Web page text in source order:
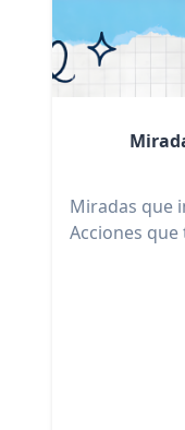
Miradas que
Acciones